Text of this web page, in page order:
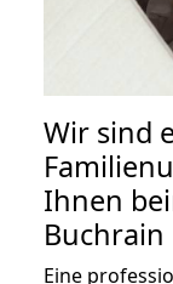
Wir sind
Ihnen
Buchrain
Eine